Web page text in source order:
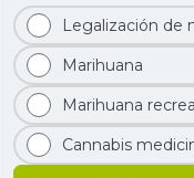
Legalización de
Marihuana
Marihuana
Cannabis